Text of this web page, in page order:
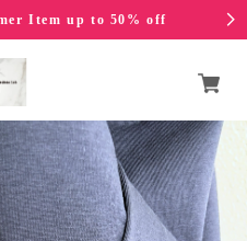
Item up to 50% off